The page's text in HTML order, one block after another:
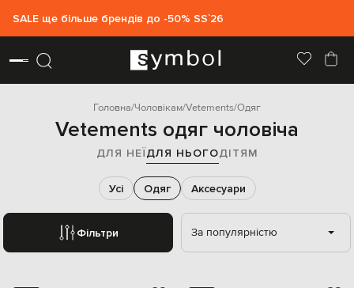
SALE ще більше брендів до -50% SS`26
Головна Чоловікам Vetements Одяг
Vetements одяг чоловіча
ДЛЯ НЕЇДЛЯ НЬОГОДІТЯМ
Фільтри
Усі Одяг Аксесуари
За популярністю